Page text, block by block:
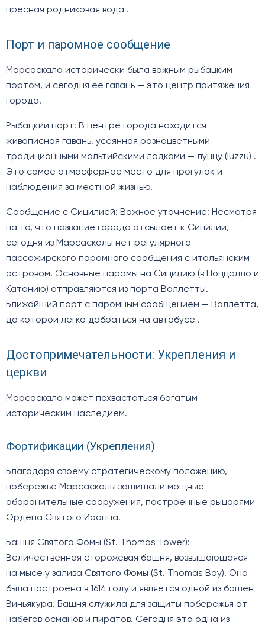
пресная родниковая вода .
Порт и паромное сообщение
Марсаскала исторически была важным рыбацким
портом, и сегодня ее гавань — это центр притяжения
города.
Рыбацкий порт: В центре города находится
живописная гавань, усеянная разноцветными
традиционными мальтийскими лодками — луццу (luzzu) .
Это самое атмосферное место для прогулок и
наблюдения за местной жизнью.
Сообщение с Сицилией: Важное уточнение: Несмотря
на то, что название города отсылает к Сицилии,
сегодня из Марсаскалы нет регулярного
пассажирского паромного сообщения с итальянским
островом. Основные паромы на Сицилию (в Поццалло и
Катанию) отправляются из порта Валлетты.
Ближайший порт с паромным сообщением — Валлетта,
до которой легко добраться на автобусе .
Достопримечательности: Укрепления и
церкви
Марсаскала может похвастаться богатым
историческим наследием.
Фортификации (Укрепления)
Благодаря своему стратегическому положению,
побережье Марсаскалы защищали мощные
оборонительные сооружения, построенные рыцарями
Ордена Святого Иоанна.
Башня Святого Фомы (St. Thomas Tower):
Величественная сторожевая башня, возвышающаяся
на мысе у залива Святого Фомы (St. Thomas Bay). Она
была построена в 1614 году и является одной из башен
Виньякура. Башня служила для защиты побережья от
набегов османов и пиратов. Сегодня это одна из